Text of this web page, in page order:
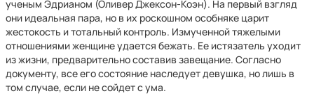
ученым Эдрианом (Оливер Джексон-Коэн). На первый взгляд
они идеальная пара, но в их роскошном особняке царит
жестокость и тотальный контроль. Измученной тяжелыми
отношениями женщине удается бежать. Ее истязатель уходит
из жизни, предварительно составив завещание. Согласно
документу, все его состояние наследует девушка, но лишь в
том случае, если не сойдет с ума.